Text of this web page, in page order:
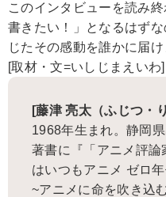
このインタビューを読み
書きたい！」となるはず
じたその感動を誰かに届け
[取材・文=いしじまえいわ]
[藤津 亮太（ふじつ・
1968年生まれ。静岡
著書に『「アニメ評
はいつもアニメ ゼロ
~アニメに命を吹き込